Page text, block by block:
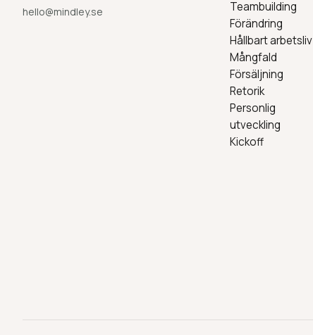
hello@mindley.se
Teambuilding
Förändring
Hållbart arbetsliv
Mångfald
Försäljning
Retorik
Personlig
utveckling
Kickoff